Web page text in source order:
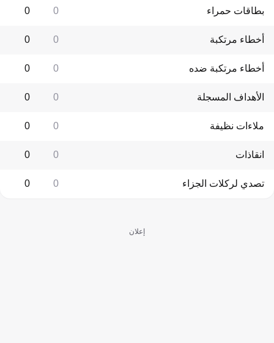
بطاقات حمراء 0
0
أخطاء مرتكبة 0
0
أخطاء مرتكبة ضده 0
0
الأهداف المسجلة 0
0
ملاءات نظيفة 0
0
انقاذات 0
0
تصدي لركلات الجزاء 0
0
إعلان